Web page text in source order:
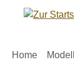
Hauptinhalt
Zur Suche
Zur
Home